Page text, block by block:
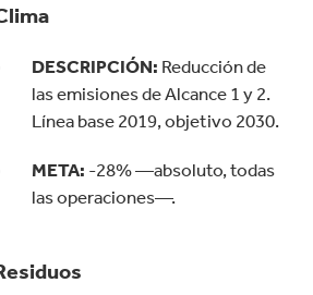
DESCRIPCIÓN: Reducción de
las emisiones de Alcance 1 y 2.
Línea base 2019, objetivo 2030.
META: -28% —absoluto, todas
las operaciones—.